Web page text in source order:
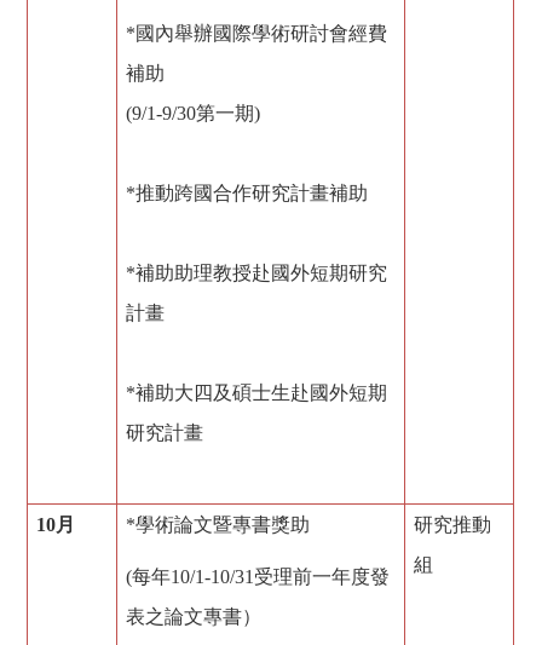
*國內舉辦國際學術研討會經費
補助
(9/1-9/30第一期)
*推動跨國合作研究計畫補助
*補助助理教授赴國外短期研究
計畫
*補助大四及碩士生赴國外短期
研究計畫
10月 *學術論文暨專書獎助
(每年10/1-10/31 受理前一年度發
表之論文專書）
研究推動
組